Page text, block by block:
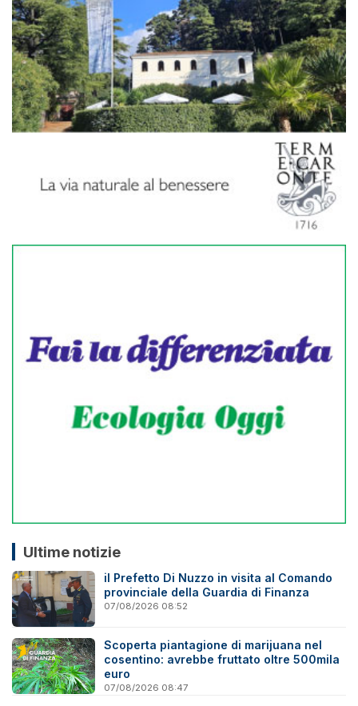
Ultime notizie
il Prefetto Di Nuzzo in visita al Comando
provinciale della Guardia di Finanza
07/08/2026 08:52
Scoperta piantagione di marijuana nel
cosentino: avrebbe fruttato oltre 500mila
euro
07/08/2026 08:47